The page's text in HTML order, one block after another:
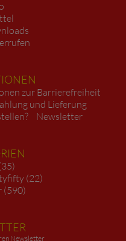
zur Barrierefreiheit
und Lieferung
Newsletter
(22)
(590)
Newsletter